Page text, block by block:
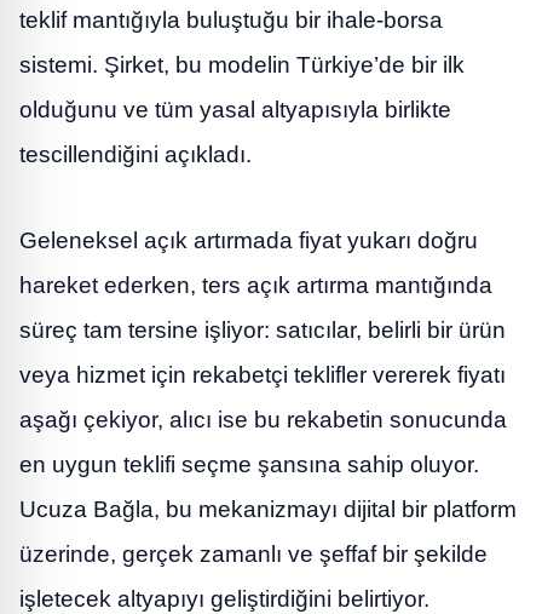
teklif mantığıyla buluştuğu bir ihale-borsa
sistemi. Şirket, bu modelin Türkiye’de bir ilk
olduğunu ve tüm yasal altyapısıyla birlikte
tescillendiğini açıkladı.
Geleneksel açık artırmada fiyat yukarı doğru
hareket ederken, ters açık artırma mantığında
süreç tam tersine işliyor: satıcılar, belirli bir ürün
veya hizmet için rekabetçi teklifler vererek fiyatı
aşağı çekiyor, alıcı ise bu rekabetin sonucunda
en uygun teklifi seçme şansına sahip oluyor.
Ucuza Bağla, bu mekanizmayı dijital bir platform
üzerinde, gerçek zamanlı ve şeffaf bir şekilde
işletecek altyapıyı geliştirdiğini belirtiyor.